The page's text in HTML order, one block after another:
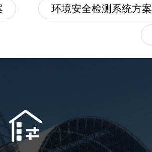
环境安全检测系统方案